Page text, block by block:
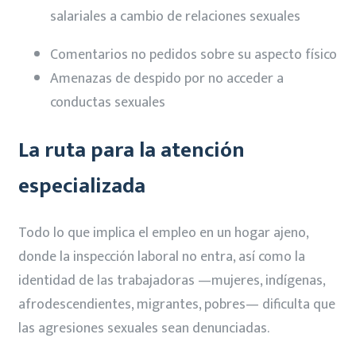
salariales a cambio de relaciones sexuales
Comentarios no pedidos sobre su aspecto físico
Amenazas de despido por no acceder a
conductas sexuales
La ruta para la atención
especializada
Todo lo que implica el empleo en un hogar ajeno,
donde la inspección laboral no entra, así como la
identidad de las trabajadoras —mujeres, indígenas,
afrodescendientes, migrantes, pobres— dificulta que
las agresiones sexuales sean denunciadas.